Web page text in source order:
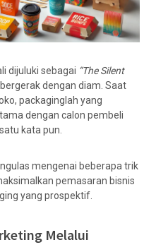
dijuluki sebagai “The Silent
dengan diam. Saat
packaginglah yang
dengan calon pembeli
kata pun.
mengenai beberapa trik
pemasaran bisnis
yang prospektif.
Melalui